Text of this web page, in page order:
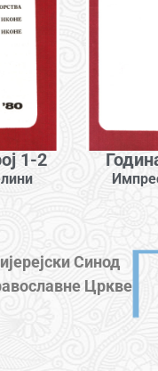
1-2
Синод
Цркве